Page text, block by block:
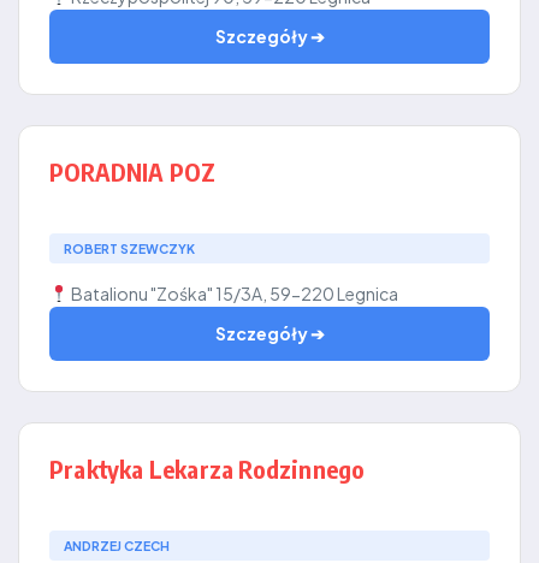
Szczegóły ➔
PORADNIA POZ
ROBERT SZEWCZYK
Batalionu "Zośka" 15/3A, 59-220 Legnica
Szczegóły ➔
Praktyka Lekarza Rodzinnego
ANDRZEJ CZECH